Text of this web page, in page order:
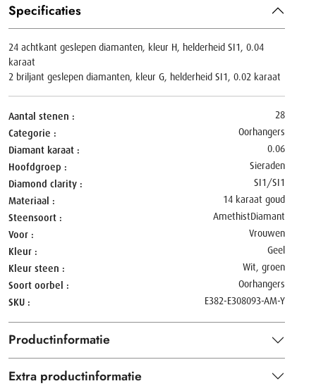
Specificaties
24 achtkant geslepen diamanten, kleur H, helderheid SI1, 0.04
karaat
2 briljant geslepen diamanten, kleur G, helderheid SI1, 0.02 karaat
Aantal stenen
28
Categorie
Oorhangers
Diamant karaat
0.06
Hoofdgroep
Sieraden
Diamond clarity
SI1/SI1
Materiaal
14 karaat goud
Steensoort
AmethistDiamant
Voor
Vrouwen
Kleur
Geel
Kleur steen
Wit, groen
Soort oorbel
Oorhangers
SKU
E382-E308093-AM-Y
Productinformatie
Extra productinformatie